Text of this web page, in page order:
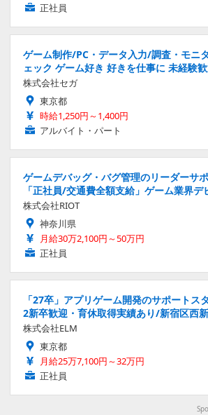
正社員
ゲーム制作/PC・データ入力/調査・モニ
ェック ゲーム好き 好きを仕事に 未経験
株式会社セガ
東京都
時給1,250円～1,400円
アルバイト・パート
ゲームデバッグ・バグ管理のリーダーサ
「正社員/交通費全額支給」ゲーム業界デ
株式会社RIOT
神奈川県
月給30万2,100円～50万円
正社員
「27卒」アプリゲーム開発のサポートス
2新卒歓迎・育休取得実績あり/新宿区西
株式会社ELM
東京都
月給25万7,100円～32万円
正社員